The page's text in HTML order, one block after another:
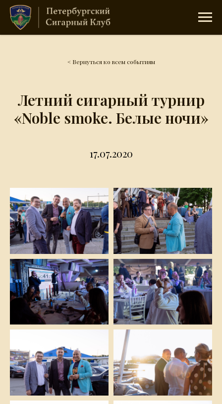
< Вернуться ко всем событиям
Летний сигарный турнир
«Noble smoke. Белые ночи»
17.07.2020